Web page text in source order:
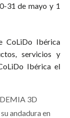
31 de mayo y 1
CoLiDo Ibérica
servicios y
Ibérica el
3D
andadura en